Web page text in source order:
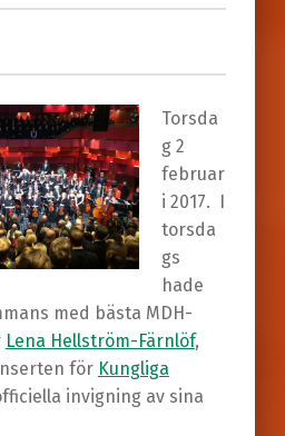
Torsda
g 2
februar
i 2017. I
torsda
gs
hade
med bästa MDH-
Lena Hellström-Färnlöf,
för Kungliga
invigning av sina